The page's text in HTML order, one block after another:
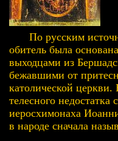
По русским
обитель была
выходцами из
бежавшими от
католической церкви.
телесного недостатка
иеросхимонаха
в народе сначала